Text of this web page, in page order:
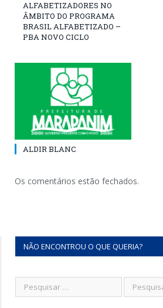
ALFABETIZADORES NO
ÂMBITO DO PROGRAMA
BRASIL ALFABETIZADO –
PBA NOVO CICLO
ALDIR BLANC
Os comentários estão fechados.
NÃO ENCONTROU O QUE QUERIA?